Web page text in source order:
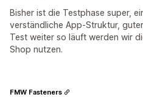
Bisher ist die Testphase super,
verständliche App-Struktur,
Test weiter so läuft werden wir
Shop nutzen.
FMW Fasteners